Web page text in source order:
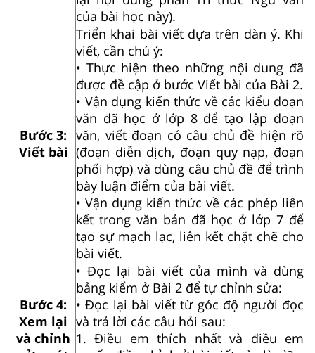
của bài học này).
Bước 3:
Viết bài
Triển khai bài viết dựa trên dàn ý. Khi
viết, cần chú ý:
• Thực hiện theo những nội dung đã
được đề cập ở bước Viết bài của Bài 2.
• Vận dụng kiến thức về các kiểu đoạn
văn đã học ở lớp 8 để tạo lập đoạn
văn, viết đoạn có câu chủ đề hiện rõ
(đoạn diễn dịch, đoạn quy nạp, đoạn
phối hợp) và dùng câu chủ đề để trình
bày luận điểm của bài viết.
• Vận dụng kiến thức về các phép liên
kết trong văn bản đã học ở lớp 7 để
tạo sự mạch lạc, liên kết chặt chẽ cho
bài viết.
Bước 4:
Xem lại
và chỉnh
• Đọc lại bài viết của mình và dùng
bảng kiểm ở Bài 2 để tự chỉnh sửa:
• Đọc lại bài viết từ góc độ người đọc
và trả lời các câu hỏi sau:
1. Điều em thích nhất và điều em